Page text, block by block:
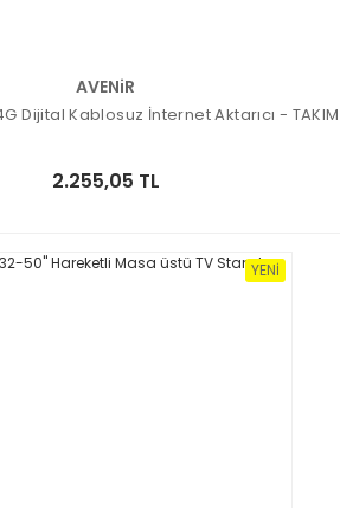
AVENiR
Dijital Kablosuz İnternet Aktarıcı - TAKIM
2.255,05 TL
YENI